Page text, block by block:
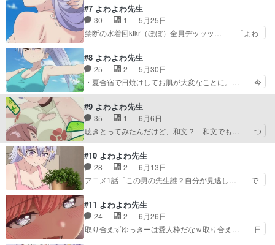
で、ひより先生と水着… 裸に英単語を書いて覚え
ようとするやつ、さ… 袖なしｘ巨乳ってイイです
ね。・ラッキース…
くんのもとに、鶸村先生との関係をネ… 白衣のお
姉さんは先輩でしたか。ブルマにス… す、スク水
だーーーッッッ！？よろしくお願… そうそう芸術
とエロスは紙一重。生徒の芸術… の鳳部長にそっ
い闘いがそこにはある既に… まーた変なキャラき
たぞ。その写真言い値で… ありえんド叡智な写真
対決始まって草どっち…
#7 よわよわ先生
30 1
5月25日
禁断の水着回ktkr（ほぼ）全員デッッッ… 「よわ
ンピ…良いわぁ…阿比倉の姉さん相… 今回もホン
ト凄かった…王様ゲームの時はも… なぜか姉も来
てて雪下を抱えて離さないｗ夏… 今期は良質なラ
ブコメが多いもちろんよわよ… ガチ素晴らしすぎ
ウキだったけどもう折り… ・主人公がとんでもな
くけしからん身体して… 今回も叡智が止まらない
な！！！椋林さんが…
#8 よわよわ先生
25 2
5月30日
・夏合宿で日焼けしてお肌が大変なことに。… 今
日の俺はなんでも受け入れてしまうw日焼… ノー
パン先生はさすがにヤバい。やはり幼馴… なんだ
この全てがエロい先生は。乳首を絆創… にしても
なんで脱いだん？全裸じゃなきゃO… 叡智すぎる
ラッキースケベに全力なのは良い… 椋林っぱいに
かん。体操してるだけなのに… ポチは刺激が強す
ぎる流石に人前でそれは痴… 日焼けケアの場面や
ばすぎるだろ。まさかの…
#9 よわよわ先生
35 1
6月6日
聴きとってみたんだけど、和文？ 和文でも… つ
まり、阿比倉の障害は先生の母になるのか… 祭り
の景品で売るもんじゃないやろwこちょ… 夏祭り
でテンションが高いひより◎打ち上げ… 来たーー
ーーーーーッッッッッッ！！！！！… ドキドキし
たし、先生の表情が良すぎる乙女… 前半で先生の
変な気持ちに！その正体は、… 夏祭りで皆んな楽
しんでたけど、なんで景品… 鶸村先生の羞恥心バ
グりすぎてて怖いよなん…
#10 よわよわ先生
28 2
6月13日
アニメ1話「この男の先生誰？自分が見逃し… で
プールでもハプニングはあったけど椋林… 謎のク
リームで味付けされた、日焼け止めっ… ▕╲
╱▔▔╲ ╱▏▕ ┳▅╮╭▅┳ ▏… 俺もこん
なエロ写真部に入りたい(笑)雪下… 最近漫画もち
#11 よわよわ先生
24 2
6月26日
取り合えずゆっきーは愛人枠だなｗ取り合え… 日